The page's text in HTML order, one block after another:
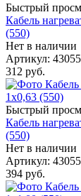
Быстрый
Кабель
(550)
Нет в наличии
Артикул:
312 руб.
Быстрый
Кабель
(550)
Нет в наличии
Артикул:
394 руб.